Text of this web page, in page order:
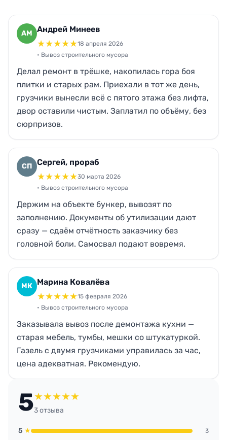
АМ Андрей Минеев
★★★★★18 апреля 2026
• Вывоз строительного мусора
Делал ремонт в трёшке, накопилась гора боя
плитки и старых рам. Приехали в тот же день,
грузчики вынесли всё с пятого этажа без лифта,
двор оставили чистым. Заплатил по объёму, без
сюрпризов.
СП Сергей, прораб
★★★★★30 марта 2026
• Вывоз строительного мусора
Держим на объекте бункер, вывозят по
заполнению. Документы об утилизации дают
сразу — сдаём отчётность заказчику без
головной боли. Самосвал подают вовремя.
МК Марина Ковалёва
★★★★★15 февраля 2026
• Вывоз строительного мусора
Заказывала вывоз после демонтажа кухни —
старая мебель, тумбы, мешки со штукатуркой.
Газель с двумя грузчиками управилась за час,
цена адекватная. Рекомендую.
5★★★★★
3 отзыва
5 ★ 3